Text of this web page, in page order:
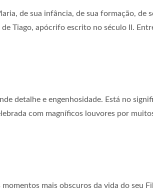
de sua infância, de sua formação, de
Tiago, apócrifo escrito no século II.
detalhe e engenhosidade. Está no
com magníficos louvores por
mais obscuros da vida do seu